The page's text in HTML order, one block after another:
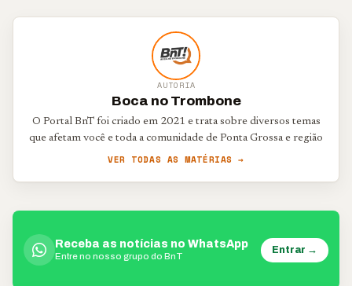
AUTORIA
Boca no Trombone
O Portal BnT foi criado em 2021 e trata sobre diversos temas
que afetam você e toda a comunidade de Ponta Grossa e região
VER TODAS AS MATÉRIAS →
Receba as notícias no WhatsApp
Entre no nosso grupo do BnT
Entrar →